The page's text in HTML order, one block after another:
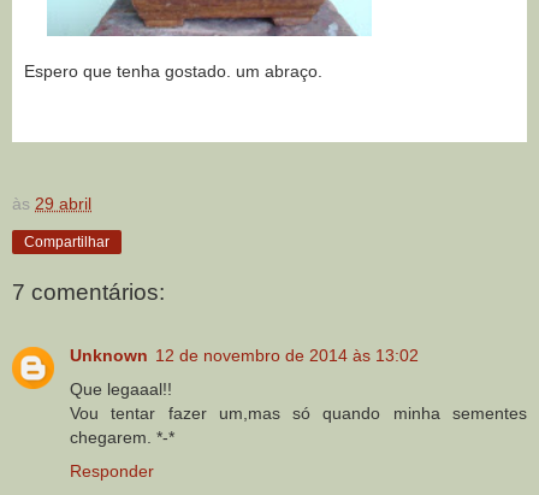
Espero que tenha gostado. um abraço.
às 29 abril
Compartilhar
7 comentários:
Unknown 12 de novembro de 2014 às 13:02
Que legaaal!!
Vou tentar fazer um,mas só quando minha sementes
chegarem. *-*
Responder